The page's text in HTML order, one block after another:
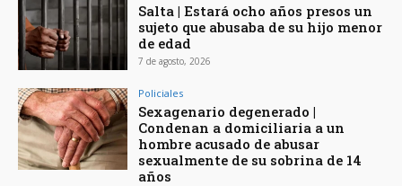
Salta | Estará ocho años presos un
sujeto que abusaba de su hijo menor
de edad
7 de agosto, 2026
Policiales
Sexagenario degenerado |
Condenan a domiciliaria a un
hombre acusado de abusar
sexualmente de su sobrina de 14
años